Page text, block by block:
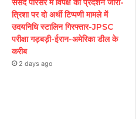
संसद परिसर में विपक्ष का प्रदर्शन जारी-
त्रिशा पर दो अर्थी टिप्पणी मामले में
उदयनिधि स्टालिन गिरफ्तार-JPSC
परीक्षा गड़बड़ी-ईरान-अमेरिका डील के
करीब
2 days ago